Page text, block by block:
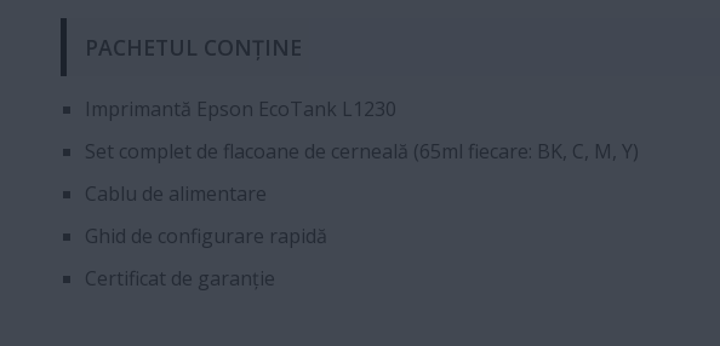
PACHETUL CONȚINE
Imprimantă Epson EcoTank L1230
Set complet de flacoane de cerneală (65ml fiecare: BK, C, M, Y)
Cablu de alimentare
Ghid de configurare rapidă
Certificat de garanție